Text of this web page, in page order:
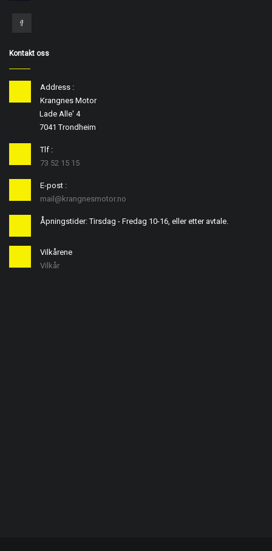
Kontakt oss
Address :
Krangnes Motor
Lade Alle' 4
7041 Trondheim
Tlf :
73 52 15 15
E-post :
mail@krangnesmotor.no
Åpningstider: Tirsdag - Fredag 10-16, eller etter avtale.
Vilkårene
Vilkår